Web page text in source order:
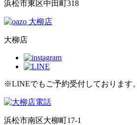
浜松市東区中田町318
大柳店
※LINEでもご予約受付しております。
浜松市南区大柳町17-1